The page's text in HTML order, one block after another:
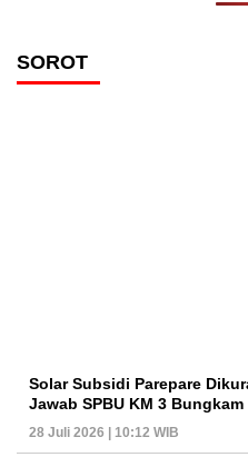
SOROT
Solar Subsidi Parepare
Jawab SPBU KM 3 Bungkam
28 Juli 2026 | 10:12 WIB